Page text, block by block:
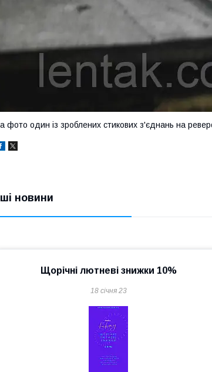
фото один із зроблених стикових з'єднань на
новини
Щорічні лютневі знижки 10%
18 січня 23